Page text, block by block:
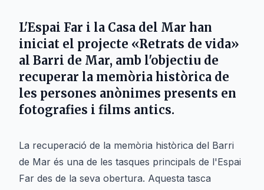
L'Espai Far i la Casa del Mar han
iniciat el projecte «Retrats de vida»
al Barri de Mar, amb l'objectiu de
recuperar la memòria històrica de
les persones anònimes presents en
fotografies i films antics.
La recuperació de la memòria històrica del Barri
de Mar és una de les tasques principals de l'Espai
Far des de la seva obertura. Aquesta tasca